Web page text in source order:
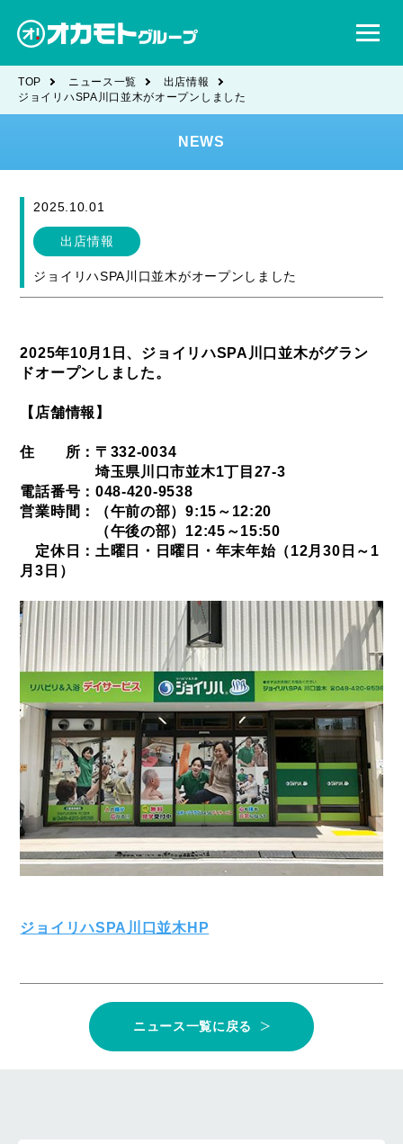
TOP ニュース一覧
出店情報
ジョイリハSPA川口並木がオープンしました
NEWS
2025.10.01
出店情報
ジョイリハSPA川口並木がオープンしました
2025年10月1日、ジョイリハSPA川口並木がグラン
ドオープンしました。
【店舗情報】
住 所：〒332‐0034
埼玉県川口市並木1丁目27‐3
電話番号：048‐420‐9538
営業時間：（午前の部）9:15～12:20
（午後の部）12:45～15:50
定休日：土曜日・日曜日・年末年始（12月30日～1
月3日）
ジョイリハSPA川口並木HP
ニュース一覧に戻る